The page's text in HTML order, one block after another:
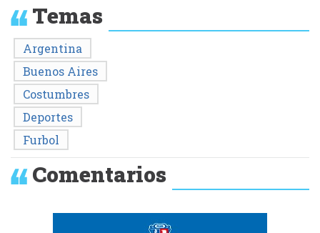
Temas
Argentina
Buenos Aires
Costumbres
Deportes
Furbol
Comentarios